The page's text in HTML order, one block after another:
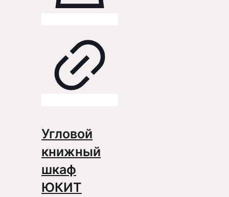
Угловой
книжный
шкаф
ЮКИТ